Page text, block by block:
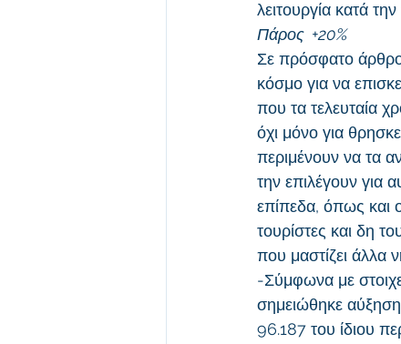
λειτουργία κατά
Πάρος  +20%
Σε πρόσφατο
κόσμο για να
που τα τελευταία
όχι μόνο για
περιμένουν να τα
την επιλέγουν για
επίπεδα, όπως και
τουρίστες και δη
που μαστίζει άλλα
-Σύμφωνα με
σημειώθηκε αύξηση
96.187 του ίδιου